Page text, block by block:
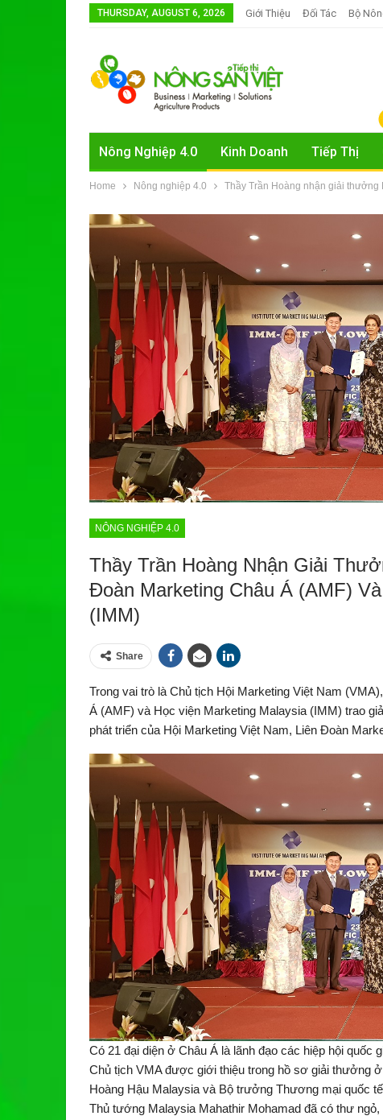
THURSDAY, AUGUST 6, 2026 Giới Thiệu Đối Tác Bộ
Nông Nghiệp 4.0 Kinh Doanh Tiếp Thị
Home Nông nghiệp 4.0 Thầy Trần Hoàng nhận giải thưởng
NÔNG NGHIỆP 4.0
Thầy Trần Hoàng Nhận Giải
Đoàn Marketing Châu Á (AMF)
(IMM)
Share
Trong vai trò là Chủ tịch Hội Marketing Việt Nam
Á (AMF) và Học viện Marketing Malaysia (IMM) trao
phát triển của Hội Marketing Việt Nam, Liên Đoàn
Có 21 đại diện ở Châu Á là lãnh đạo các hiệp hội quốc
Chủ tịch VMA được giới thiệu trong hồ sơ giải thưởng
Hoàng Hậu Malaysia và Bộ trưởng Thương mại quốc
Thủ tướng Malaysia Mahathir Mohamad đã có thư